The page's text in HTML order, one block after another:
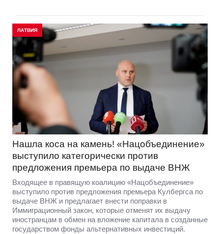
ЛАТВИЯ
Нашла коса на камень! «Нацобъединение»
выступило категорически против
предложения премьера по выдаче ВНЖ
Входящее в правящую коалицию «Нацобъединение»
выступило против предложения премьера Кулбергса по
выдаче ВНЖ и предлагает внести поправки в
Иммиграционный закон, которые отменят их выдачу
иностранцам в обмен на вложение капитала в созданные
государством фонды альтернативных инвестиций.